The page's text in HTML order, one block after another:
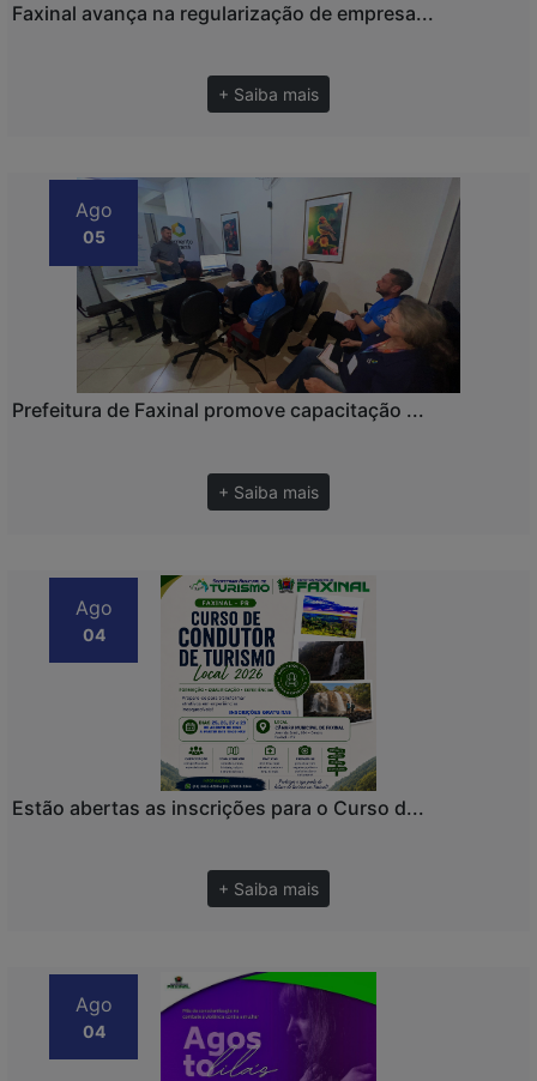
Faxinal avança na regularização de empresa...
+ Saiba mais
Ago
05
Prefeitura de Faxinal promove capacitação ...
+ Saiba mais
Ago
04
Estão abertas as inscrições para o Curso d...
+ Saiba mais
Ago
04